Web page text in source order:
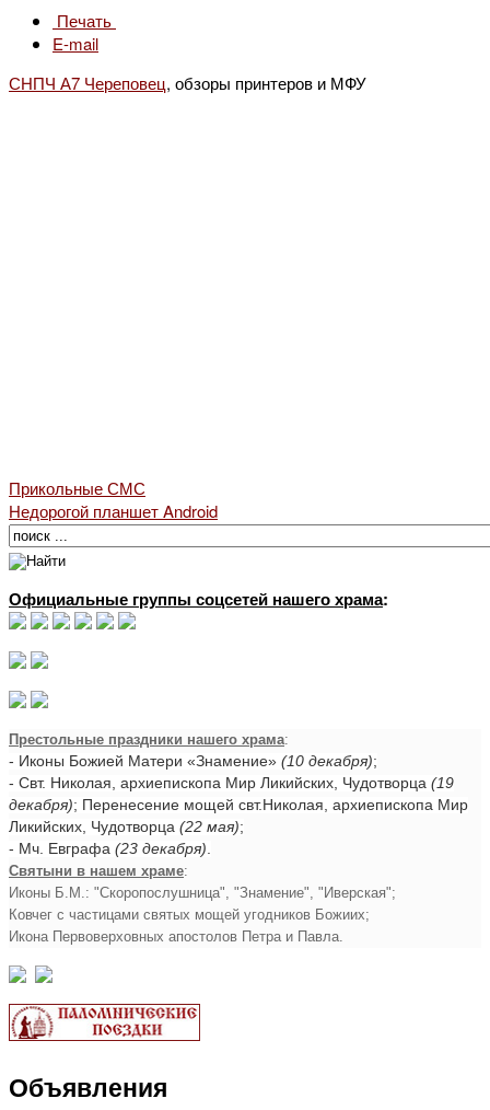
Печать
E-mail
СНПЧ А7 Череповец, обзоры принтеров и МФУ
Прикольные СМС
Недорогой планшет Android
Официальные группы соцсетей нашего храма:
Престольные праздники нашего храма:
- Иконы Божией Матери «Знамение» (10 декабря);
- Свт. Николая, архиепископа Мир Ликийских, Чудотворца (19
декабря); Перенесение мощей свт.Николая, архиепископа Мир
Ликийских, Чудотворца (22 мая);
- Мч. Евграфа (23 декабря)
Святыни в нашем храме:
Иконы Б.М.: "Скоропослушница", "Знамение", "Иверская";
Ковчег с частицами святых мощей угодников Божиих;
Икона Первоверховных апостолов Петра и Павла.
Объявления